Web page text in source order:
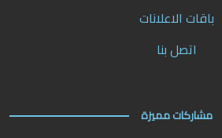
باقات الاعلانات
اتصل بنا
مشاركات مميزة